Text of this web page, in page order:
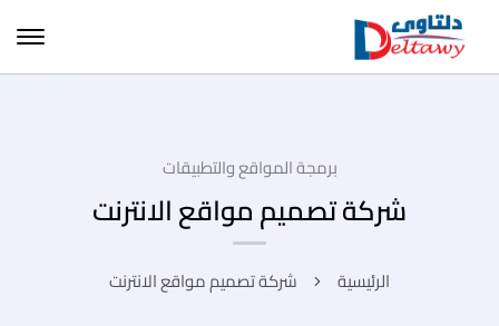
برمجة المواقع والتطبيقات
شركة تصميم مواقع الانترنت
الرئيسية شركة تصميم مواقع الانترنت